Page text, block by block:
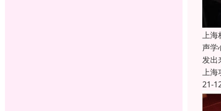
上海
声学
发出
上海
21-